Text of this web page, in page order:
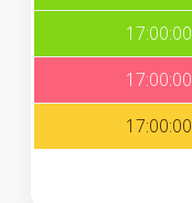
17:00:00
17:00:00
17:00:00